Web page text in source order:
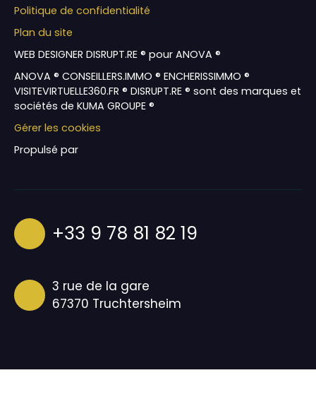
Politique de confidentialité
Plan du site
WEB DESIGNER DISRUPT.RE ® pour ANOVA ®
ANOVA ® CONSEILLERS.IMMO ® ENCHERISSIMMO ®
VISITEVIRTUELLE360.FR ® DISRUPT.RE ® sont des marques et
sociétés de KUMA GROUPE ®
Gérer les cookies
Propulsé par
+33 9 78 81 82 19
3 rue de la gare
67370 Truchtersheim